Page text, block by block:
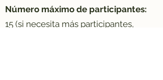
Número máximo de participantes:
15 (si necesita más participantes,